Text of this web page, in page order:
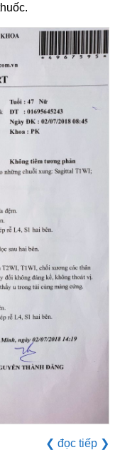
❮ đọc tiếp ❯